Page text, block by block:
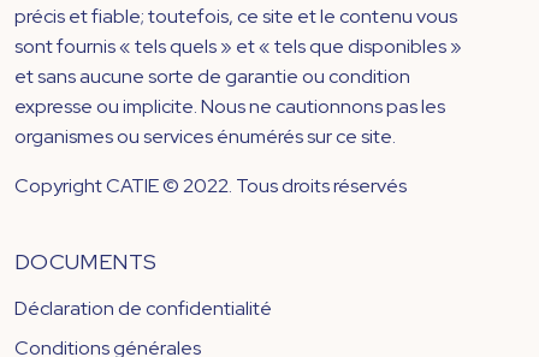
précis et fiable; toutefois, ce site et le contenu vous
sont fournis « tels quels » et « tels que disponibles »
et sans aucune sorte de garantie ou condition
expresse ou implicite. Nous ne cautionnons pas les
organismes ou services énumérés sur ce site.
Copyright CATIE © 2022. Tous droits réservés
DOCUMENTS
Déclaration de confidentialité
Conditions générales